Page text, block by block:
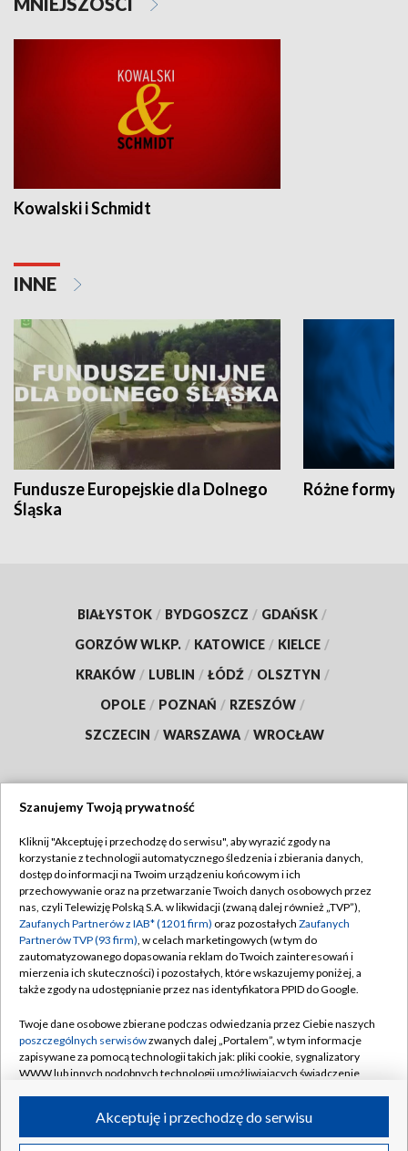
Kowalski i Schmidt
INNE
Fundusze Europejskie dla Dolnego
Śląska
Różne formy
BIAŁYSTOK / BYDGOSZCZ / GDAŃSK /
GORZÓW WLKP. / KATOWICE / KIELCE /
KRAKÓW / LUBLIN / ŁÓDŹ / OLSZTYN /
OPOLE / POZNAŃ / RZESZÓW /
SZCZECIN / WARSZAWA / WROCŁAW
TVP
Abonament TVP
Emisja w TVP
Centrum informacji TVP
Naziemna Telewizja Cyfrowa
Rada Programowa
System NOS
Informacje o nadawcy
Program dla prasy
Regulamin TVP
Polityka prywatności
Moje zgody
Pomoc
Kontakt
Kanały
©2026 Telewizja Polska S.A. w likwidacji
Szanujemy Twoją prywatność
Kliknij "Akceptuję i przechodzę do serwisu", aby wyrazić zgody na
korzystanie z technologii automatycznego śledzenia i zbierania danych,
dostęp do informacji na Twoim urządzeniu końcowym i ich
przechowywanie oraz na przetwarzanie Twoich danych osobowych przez
nas, czyli Telewizję Polską S.A. w likwidacji (zwaną dalej również „TVP”),
Zaufanych Partnerów z IAB* (1201 firm) oraz pozostałych Zaufanych
Partnerów TVP (93 firm), w celach marketingowych (w tym do
zautomatyzowanego dopasowania reklam do Twoich zainteresowań i
mierzenia ich skuteczności) i pozostałych, które wskazujemy poniżej, a
także zgody na udostępnianie przez nas identyfikatora PPID do Google.
Twoje dane osobowe zbierane podczas odwiedzania przez Ciebie naszych
poszczególnych serwisówzwanych dalej „Portalem”, w tym informacje
zapisywane za pomocą technologii takich jak: pliki cookie, sygnalizatory
WWW lub innych podobnych technologii umożliwiających świadczenie
ruchu w Internecie.Akceptuję i przechodzę do serwisu